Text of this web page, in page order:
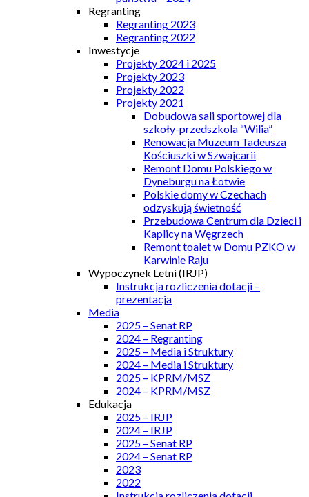
Regranting
Regranting 2023
Regranting 2022
Inwestycje
Projekty 2024 i 2025
Projekty 2023
Projekty 2022
Projekty 2021
Dobudowa sali sportowej dla
szkoły-przedszkola “Wilia”
Renowacja Muzeum Tadeusza
Kościuszki w Szwajcarii
Remont Domu Polskiego w
Dyneburgu na Łotwie
Polskie domy w Czechach
odzyskują świetność
Przebudowa Centrum dla Dzieci i
Kaplicy na Węgrzech
Remont toalet w Domu PZKO w
Karwinie Raju
Wypoczynek Letni (IRJP)
Instrukcja rozliczenia dotacji –
prezentacja
Media
2025 – Senat RP
2024 – Regranting
2025 – Media i Struktury
2024 – Media i Struktury
2025 – KPRM/MSZ
2024 – KPRM/MSZ
Edukacja
2025 – IRJP
2024 – IRJP
2025 – Senat RP
2024 – Senat RP
2023
2022